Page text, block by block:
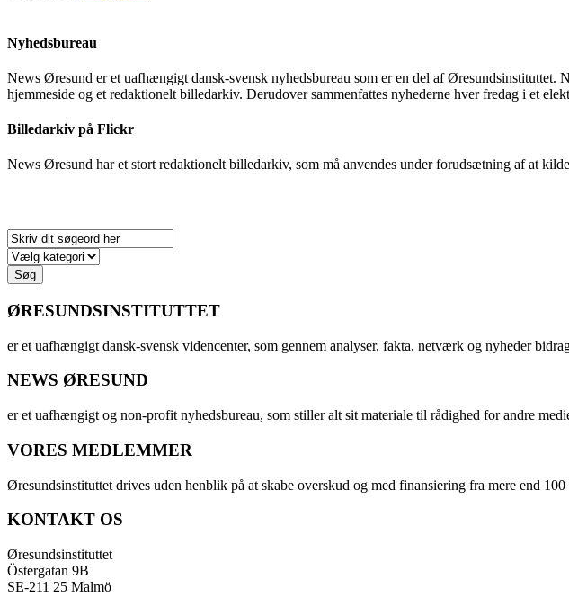
Nyhedsbureau
News Øresund er et uafhængigt dansk-svensk nyhedsbureau som er en del af
hjemmeside og et redaktionelt billedarkiv. Derudover sammenfattes nyhederne hver fredag i et
Billedarkiv på Flickr
News Øresund har et stort redaktionelt billedarkiv, som må anvendes under forudsætning af at
ØRESUNDSINSTITUTTET
er et uafhængigt dansk-svensk videncenter, som gennem analyser, fakta, netværk og nyheder
NEWS ØRESUND
er et uafhængigt og non-profit nyhedsbureau, som stiller alt sit materiale til rådighed for andre
VORES MEDLEMMER
Øresundsinstituttet drives uden henblik på at skabe overskud og med finansiering fra mere end
KONTAKT OS
Øresundsinstituttet
Östergatan 9B
SE-211 25 Malmö